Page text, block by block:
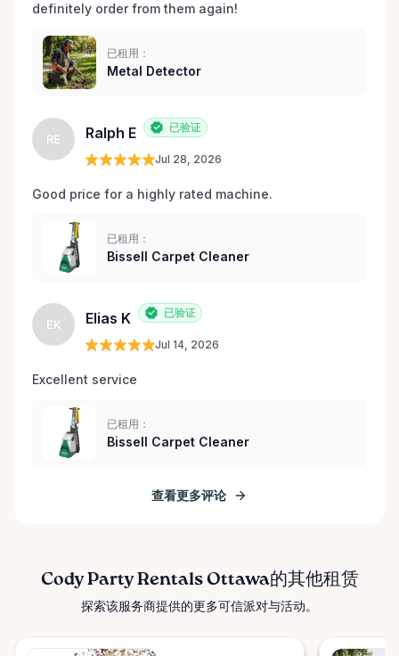
definitely order from them again!
已租用：
Metal Detector
RE Ralph E 已验证
Jul 28, 2026
Good price for a highly rated machine.
已租用：
Bissell Carpet Cleaner
EK Elias K 已验证
Jul 14, 2026
Excellent service
已租用：
Bissell Carpet Cleaner
查看更多评论
Cody Party Rentals Ottawa的其他租赁
探索该服务商提供的更多可信派对与活动。